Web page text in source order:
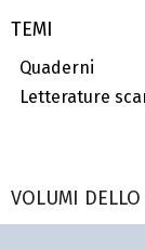
TEMI
Quaderni
Letterature
VOLUMI DELLO